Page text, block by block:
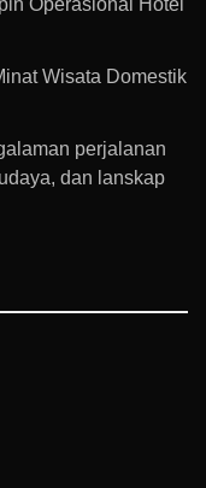
Wisata Domestik
perjalanan
dan lanskap